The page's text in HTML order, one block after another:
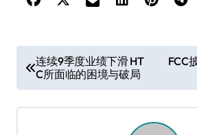
章
导
连续9季度业绩下滑 HT
C所面临的困境与破局
FCC